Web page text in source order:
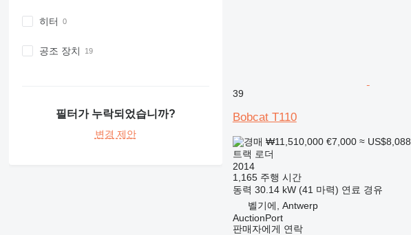
히터
공조 장치
필터가 누락되었습니까?
변경 제안
39
Bobcat T110
₩11,510,000 €7,000 ≈ US$8,088
트랙 로더
2014
1,165 주행 시간
동력 30.14 kW (41 마력) 연료 경유
벨기에, Antwerp
AuctionPort
판매자에게 연락